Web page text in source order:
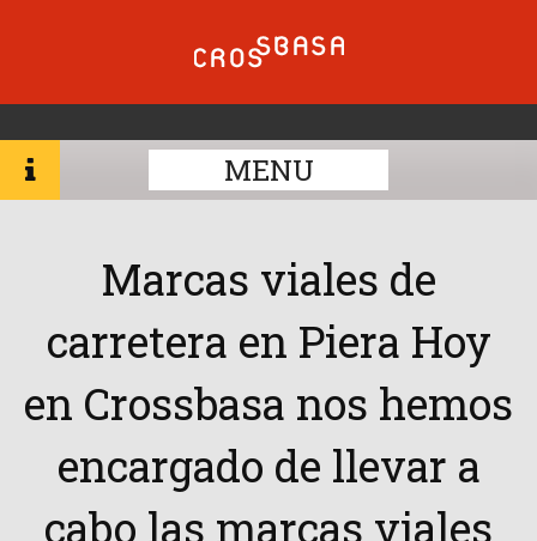
MENU
Marcas viales de
carretera en Piera Hoy
en Crossbasa nos hemos
encargado de llevar a
cabo las marcas viales